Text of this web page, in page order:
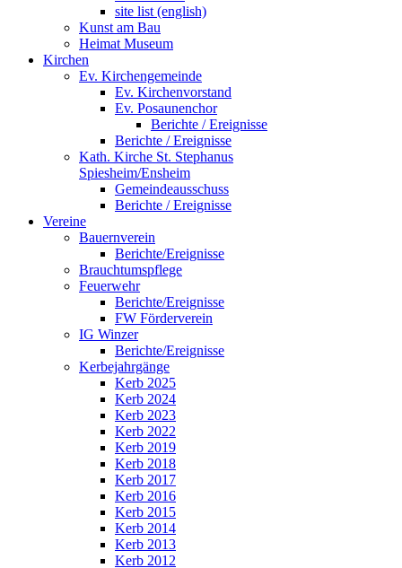
site list (english)
Kunst am Bau
Heimat Museum
Kirchen
Ev. Kirchengemeinde
Ev. Kirchenvorstand
Ev. Posaunenchor
Berichte / Ereignisse
Berichte / Ereignisse
Kath. Kirche St. Stephanus
Spiesheim/Ensheim
Gemeindeausschuss
Berichte / Ereignisse
Vereine
Bauernverein
Berichte/Ereignisse
Brauchtumspflege
Feuerwehr
Berichte/Ereignisse
FW Förderverein
IG Winzer
Berichte/Ereignisse
Kerbejahrgänge
Kerb 2025
Kerb 2024
Kerb 2023
Kerb 2022
Kerb 2019
Kerb 2018
Kerb 2017
Kerb 2016
Kerb 2015
Kerb 2014
Kerb 2013
Kerb 2012